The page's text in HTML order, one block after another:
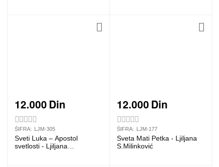
12.000 Din
ŠIFRA: LJM-305
Sveti Luka – Apostol
svetlosti - Ljiljana
12.000 Din
ŠIFRA: LJM-177
Sveta Mati Petka - Ljiljana
S.Milinković